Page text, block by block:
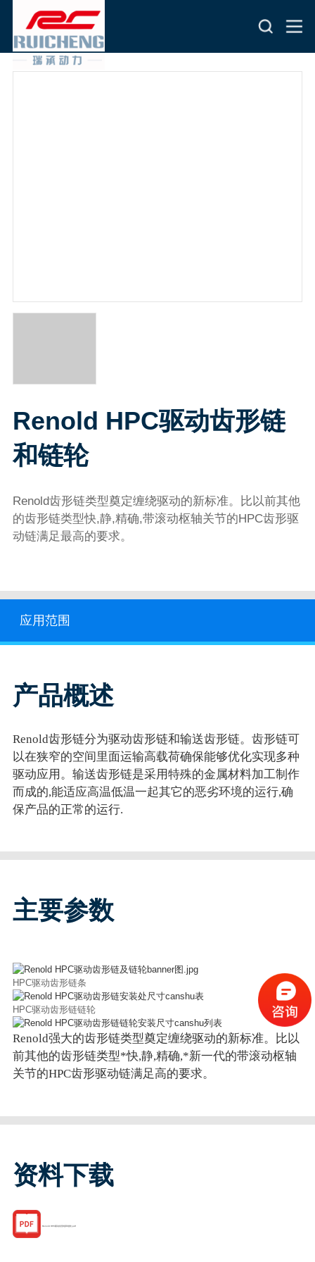
Renold HPC驱动齿形链
和链轮
Renold齿形链类型奠定缠绕驱动的新标准。比以前其他
的齿形链类型快,静,精确,带滚动枢轴关节的HPC齿形驱
动链满足最高的要求。
应用范围
产品概述
Renold齿形链分为驱动齿形链和输送齿形链。齿形链可
以在狭窄的空间里面运输高载荷确保能够优化实现多种
驱动应用。输送齿形链是采用特殊的金属材料加工制作
而成的,能适应高温低温一起其它的恶劣环境的运行,确
保产品的正常的运行.
主要参数
HPC驱动齿形链条
HPC驱动齿形链链轮
Renold强大的齿形链类型奠定缠绕驱动的新标准。比以
前其他的齿形链类型*快,静,精确,*新一代的带滚动枢轴
关节的HPC齿形驱动链满足高的要求。
资料下载
Renold HPC驱动齿形链和链轮.pdf